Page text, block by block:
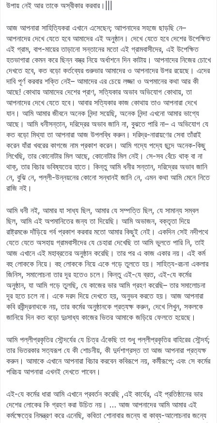
উপায় নেই আর তাকে অস্বীকার করবার।|||
আজ আপনারা সাহিত্যিকরা এখানে এসেছেন; আাপনাদের সহজে ছাড়ছি নে–
আপনাদের দেখে যেতে হবে আমাদের এই অনুষ্ঠান। দেখে যেতে হবে দেশের উপেক্ষিত
এই গ্রাম, বাপ-মায়ের তাড়ানো সন্তানের মতো এই গ্রামবাসীদের, এই উপেক্ষিত
হতভাগারা কেমন করে ছিন্ন বস্ত্র নিয়ে অর্ধাশনে দিন কাটায়। আপনাদের নিজের চোখে
দেখতে হবে, কত বড়ো কর্তব্যের গুরুভার আমাদের ও আপনাদের উপর রয়েছে। এদের
দাবি পূর্ণ করবার শক্তি নেই– আমাদের এর চেয়ে লজ্জা ও অপমানের কথা আর কী
আছে! কোথায় আমাদের দেশের প্রাণ, সত্যিকার অভাব অভিযোগ কোথায়, তা
আপনাদের দেখে যেতে হবে। আবার সত্যিকার কাজ কোথায় তাও আপনারা দেখে
যান। আমি আমার জীবনে অনেক নিন্দা সয়েছি, অনেক নিন্দা এখনো আমার ভাগ্যে
আছে। আমি ধনীসন্তান, দরিদ্রের অভাব জানি না, বুঝতে পারি না– এ অভিযোগ যে
কত বড়ো মিথ্যা তা আপনারা আজ উপলব্ধি করুন। দরিদ্র-নারায়ণের সেবা তাঁরাই
করেন যাঁরা খবরের কাগজে নাম প্রকাশ করেন। আমি গদ্যে পদ্যে ছন্দে অনেক-কিছু
লিখেছি, তার কোনোটার মিল আছে, কোনোটার মিল নেই। সে-সব বেঁচে থাক্‌ বা না
থাক্‌, তার বিচার ভবিষ্যতের হাতে। কিন্তু আমি ধনীর সন্তান, দরিদ্রের অভাব জানি
নে, বুঝি নে, পল্লী-উন্নয়নের কোনো সন্ধানই জানি নে, এমন কথা আমি মেনে নিতে
রাজি নই।
আমি ধনী নই, আমার যা সাধ্য ছিল, আমার যে সম্পত্তি ছিল, যে সামান্য সম্বল
ছিল, আমি এই অপমানিতের জন্য তা দিয়েছি। আমি অভাজন, বক্তৃতা দিয়ে
রাষ্ট্রমঞ্চে দাঁড়িয়ে গর্ব প্রকাশ করবার মতো আমার কিছুই নেই। একদিন সেই নদীপথে
যেতে যেতে অসহায় গ্রামবাসীদের যে চেহারা দেখেছি তা আমি ভুলতে পারি নি, তাই
আজ এখানে এই মহাব্রতের অনুষ্ঠান করেছি। তার পর এ কাজ একার নয়। এই কর্ম
বহু লোককে নিয়ে। বহু লোককে নিয়ে একে গড়ে তুলতে হয়। সাহিত্য-রচনা একলার
জিনিস, সমালোচনা তার দূর হতেও চলে। কিন্তু এই-যে ব্রত, এই-যে কর্মের
অনুষ্ঠান, যা আমি গড়ে তুলছি, যে কাজের ভার আমি গ্রহণ করেছি– তার সমালোচনা
দূর হতে চলে না। একে দরদ দিয়ে দেখতে হয়, অনুভব করতে হয়। আজ আপনারা
কবি রবীন্দ্রনাথকে নয়, তার কর্মের অনুষ্ঠানকে প্রত্যক্ষ করুন, দেখে লিখুন, সকলকে
জানিয়ে দিন কত বড়ো দুঃসাধ্য কাজের ভিতর আমাকে জড়িয়ে ফেলতে হয়েছে।
আমি পল্লীপ্রকৃতির সৌন্দর্যের যে চিত্র এঁকেছি তা শুধু পল্লীপ্রকৃতির বাহিরের সৌন্দর্য;
তার ভিতরকার সত্যরূপ যে কী শোচনীয়, কী দুর্দশাগ্রস্ত তা আজ আপনারা প্রত্যক্ষ
করুন। আমাকে এখানে আপনারা বিচার করবেন কবিরূপে নয়, কর্মীরূপে; এবং সে কর্মের
পরিচয় আপনারা এখনই দেখতে পাবেন।
এই-যে কর্মের ধারা আমি এখানে প্রবর্তন করেছি ,এই কার্যের, এই প্রতিষ্ঠানের ভার
দেশের লোকের কি গ্রহণ করা উচিত নয়। … আজ আপনাদের আমি আমার এই
কর্মক্ষেত্রে নিমন্ত্রণ করে এনেছি, কবিতা শোনাবার জন্যে বা কাব্য-আলোচনার জন্যে